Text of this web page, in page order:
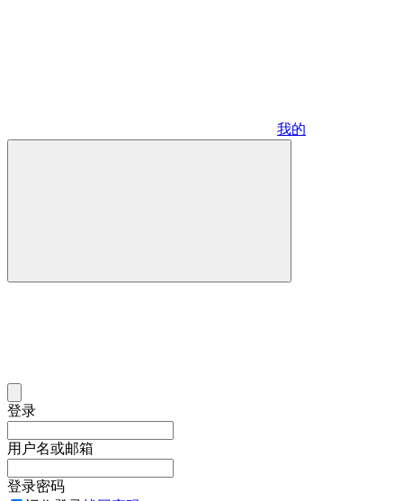
我的
登录
用户名或邮箱
登录密码